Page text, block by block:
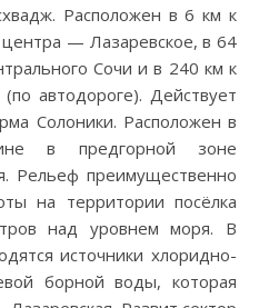
Расположен в 6 км к
— Лазаревское, в 64
Сочи и в 240 км к
автодороге). Действует
Солоники. Расположен в
в предгорной зоне
Рельеф преимущественно
на территории посёлка
над уровнем моря. В
источники хлоридно-
борной воды, которая